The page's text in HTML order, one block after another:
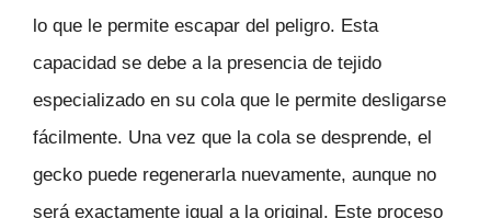
lo que le permite escapar del peligro. Esta
capacidad se debe a la presencia de tejido
especializado en su cola que le permite desligarse
fácilmente. Una vez que la cola se desprende, el
gecko puede regenerarla nuevamente, aunque no
será exactamente igual a la original. Este proceso